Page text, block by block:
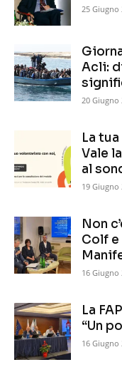
25 Giugno
Acli:
20 Giugno
La
Vale
al
19 Giugno
Non
Colf e
16 Giugno
La
“Un
16 Giugno